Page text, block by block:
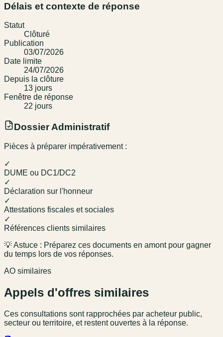
Délais et contexte de réponse
Statut
Clôturé
Publication
03/07/2026
Date limite
24/07/2026
Depuis la clôture
13 jours
Fenêtre de réponse
22 jours
Dossier Administratif
Pièces à préparer impérativement :
✓
DUME ou DC1/DC2
✓
Déclaration sur l'honneur
✓
Attestations fiscales et sociales
✓
Références clients similaires
💡 Astuce : Préparez ces documents en amont pour gagner
du temps lors de vos réponses.
AO similaires
Appels d'offres similaires
Ces consultations sont rapprochées par acheteur public,
secteur ou territoire, et restent ouvertes à la réponse.